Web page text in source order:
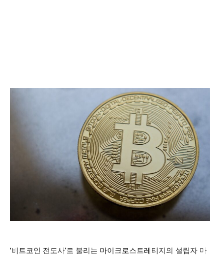
‘비트코인 전도사’로 불리는 마이크로스트레티지의 설립자 마